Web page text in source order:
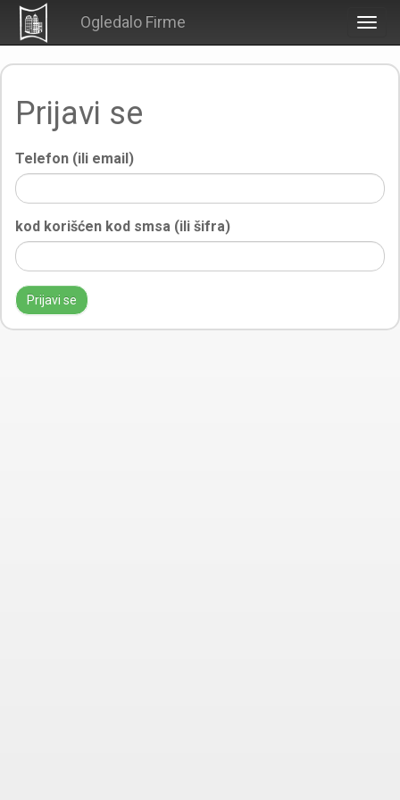
Ogledalo Firme
Prijavi se
Telefon (ili email)
kod korišćen kod smsa (ili šifra)
Prijavi se